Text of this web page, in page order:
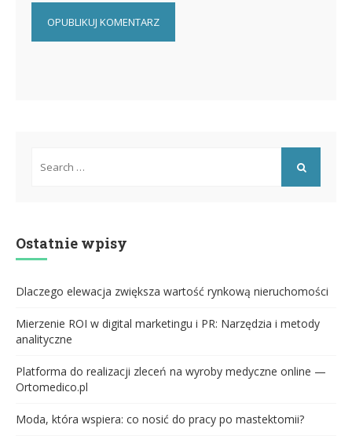
for:
Ostatnie wpisy
Dlaczego elewacja zwiększa wartość rynkową nieruchomości
Mierzenie ROI w digital marketingu i PR: Narzędzia i metody
analityczne
Platforma do realizacji zleceń na wyroby medyczne online —
Ortomedico.pl
Moda, która wspiera: co nosić do pracy po mastektomii?